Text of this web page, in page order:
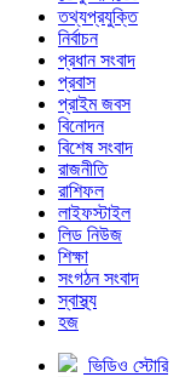
তথ্যপ্রযুক্তি
নির্বাচন
প্রধান সংবাদ
প্রবাস
প্রাইম জবস
বিনোদন
বিশেষ সংবাদ
রাজনীতি
রাশিফল
লাইফস্টাইল
লিড নিউজ
শিক্ষা
সংগঠন সংবাদ
স্বাস্থ্য
হজ
ভিডিও স্টোরি